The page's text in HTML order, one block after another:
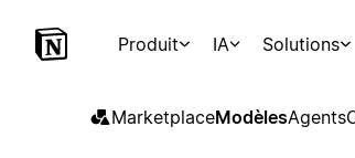
Produit IA Solutions
MarketplaceModèlesAgents